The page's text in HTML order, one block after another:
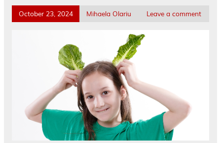
October 23, 2024 Mihaela Olariu Leave a comment